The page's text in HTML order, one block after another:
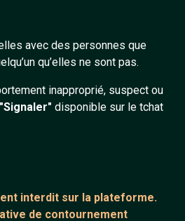
avec des personnes que
qu’elles ne sont pas.
inapproprié, suspect ou
"Signaler" disponible sur le tchat
interdit sur la plateforme.
de contournement
Rechargejoselyn
Pourquoipas42